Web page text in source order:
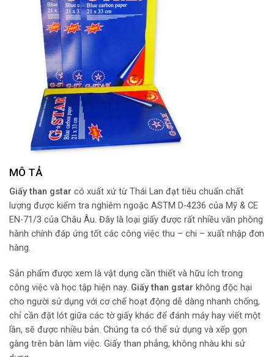
MÔ TẢ
Giấy than gstar có xuất xứ từ Thái Lan đạt tiêu chuẩn chất
lượng được kiểm tra nghiêm ngoặc ASTM D-4236 của Mỹ & CE
EN-71/3 của Châu Âu. Đây là loại giấy được rất nhiều văn phòng
hành chính đáp ứng tốt các công việc thu – chi – xuất nhập đơn
hàng.
Sản phẩm được xem là vật dụng cần thiết và hữu ích trong
công việc và học tập hiện nay. Giấy than gstar không độc hại
cho người sử dụng với cơ chế hoạt động dễ dàng nhanh chống,
chỉ cần đặt lót giữa các tờ giấy khác để đánh máy hay viết một
lần, sẽ được nhiều bản. Chúng ta có thể sử dụng và xếp gọn
gàng trên bàn làm việc. Giấy than phẳng, không nhàu khi sử